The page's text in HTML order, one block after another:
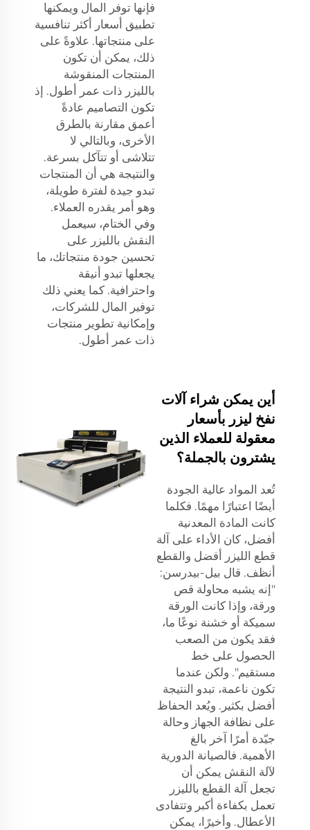
فإنها توفر المال ويمكنها
تطبيق أسعار أكثر تنافسية
على منتجاتها. علاوةً على
ذلك، يمكن أن تكون
المنتجات المنقوشة
بالليزر ذات عمر أطول. إذ
تكون التصاميم عادةً
أعمق مقارنة بالطرق
الأخرى، وبالتالي لا
تتلاشى أو تتآكل بسرعة.
والنتيجة هي أن المنتجات
تبدو جيدة لفترة طويلة،
وهو أمر يقدره العملاء.
وفي الختام، سيعمل
النقش بالليزر على
تحسين جودة منتجاتك، ما
يجعلها تبدو أنيقة
واحترافية. كما يعني ذلك
توفير المال للشركات،
وإمكانية تطوير منتجات
ذات عمر أطول.
أين يمكن شراء آلات
نفخ ليزر بأسعار
معقولة للعملاء الذين
يشترون بالجملة؟
تُعد المواد عالية الجودة
أيضًا اعتبارًا مهمًا. فكلما
كانت المادة المعدنية
أفضل، كان الأداء على آلة
قطع الليزر أفضل والقطع
أنظف. قال بيل-بيدرسن:
"إنه يشبه محاولة قص
ورقة، وإذا كانت الورقة
سميكة أو خشنة نوعًا ما،
فقد يكون من الصعب
الحصول على خط
مستقيم". ولكن عندما
تكون ناعمة، تبدو النتيجة
أفضل بكثير. ويُعد الحفاظ
على نظافة الجهاز وحالة
جيّدة أمرًا آخر بالغ
الأهمية. فالصيانة الدورية
لآلة النقش يمكن أن
تجعل آلة القطع بالليزر
تعمل بكفاءة أكبر وتتفادى
الأعطال. وأخيرًا، يمكن